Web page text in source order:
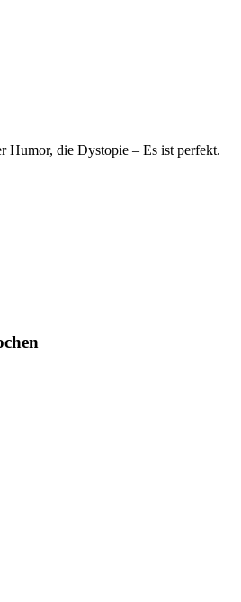
Humor, die Dystopie – Es ist perfekt.